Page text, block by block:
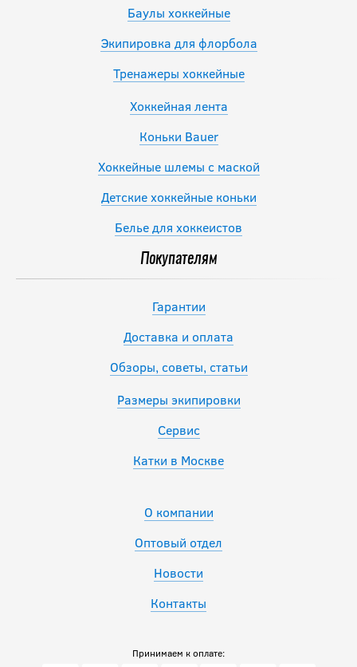
Баулы хоккейные
Экипировка для флорбола
Тренажеры хоккейные
Хоккейная лента
Коньки Bauer
Хоккейные шлемы с маской
Детские хоккейные коньки
Белье для хоккеистов
Покупателям
Гарантии
Доставка и оплата
Обзоры, советы, статьи
Размеры экипировки
Сервис
Катки в Москве
О компании
Оптовый отдел
Новости
Контакты
Принимаем к оплате: